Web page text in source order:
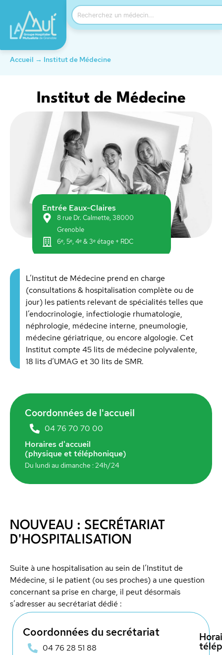
Accueil → Institut de Médecine
Entrée Eaux-Claires
8 rue Dr. Calmette, 38000
Grenoble
6ᵉ, 5ᵉ, 4ᵉ & 3ᵉ étage + RDC
Institut de Médecine
L’Institut de Médecine prend en charge
(consultations & hospitalisation complète ou de
jour) les patients relevant de spécialités telles que
l’endocrinologie, infectiologie rhumatologie,
néphrologie, médecine interne, pneumologie,
médecine gériatrique, ou encore algologie. Cet
Institut compte 45 lits de médecine polyvalente,
18 lits d’UMAG et 30 lits de SMR.
Coordonnées de l'accueil
04 76 70 70 00
Horaires d'accueil
(physique et téléphonique)
Du lundi au dimanche : 24h/24
NOUVEAU : SECRÉTARIAT
D'HOSPITALISATION
Suite à une hospitalisation au sein de l’Institut de
Médecine, si le patient (ou ses proches) a une question
concernant sa prise en charge, il peut désormais
s’adresser au secrétariat dédié :
Coordonnées du secrétariat
04 76 28 51 88